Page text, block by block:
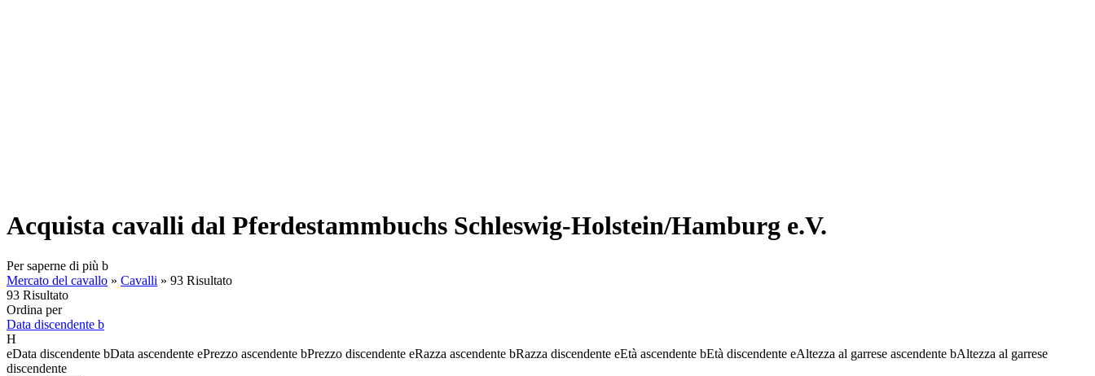
Acquista cavalli dal Pferdestammbuchs Schleswig-Holstein/Hamburg e.V.
Per saperne di più b
Mercato del cavallo » Cavalli » 93 Risultato
93 Risultato
Ordina per
Data discendente b
H
eData discendente bData ascendente ePrezzo ascendente bPrezzo discendente eRazza ascendente bRazza discendente eEtà ascendente bEtà discendente eAltezza al garrese ascendente bAltezza al garrese
discendente